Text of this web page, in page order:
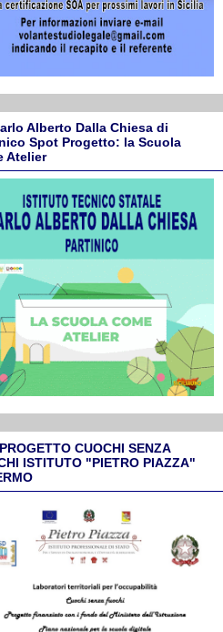
Alberto Dalla Chiesa di
Spot Progetto: la Scuola
Atelier
CUOCHI SENZA
ISTITUTO "PIETRO PIAZZA"